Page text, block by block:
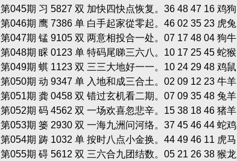
第045期 习 5827 双 加快四快点恢复。36 48 47 16 鸡狗
第046期 鹰 7386 单 白手起家從零起。46 02 35 23 虎兔
第047期 锰 9105 双 两意相投合一处。07 17 48 04 狗牛
第048期 睬 0123 单 特码尾睇三六八。10 17 25 45 蛇猴
第049期 蜞 1123 双 三三大地好一一。10 24 29 48 鸡鼠
第050期 动 9347 单 入地和成三合土。02 09 12 23 牛羊
第051期 龚 0458 双 错过玄机看二期。07 09 35 48 兔羊
第052期 码 4562 双 一场欢喜忽悲辛。15 38 18 46 猪羊
第053期 篓 2930 双 一海九洲问河络。37 45 46 44 蛇鸡
第054期 踌 1032 单 按时八点小金换。44 49 46 11 虎马
第055期 碍 5612 双 三六合九团结数。05 21 26 38 猴龙